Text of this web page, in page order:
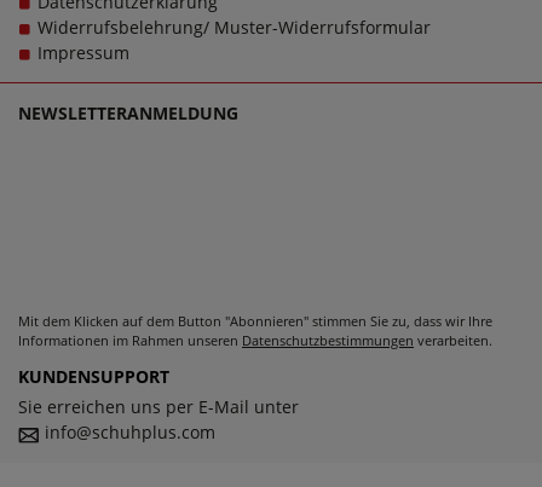
Damenschuhen in großen Größen glücklich zu machen,
denn schließlich sollen große Schuhe von Mustang Shoes
für Damen schlichtweg passen und dabei stets zu einem
Widerrufsbelehrung/ Muster-Widerrufsformular
Impressum
NEWSLETTERANMELDUNG
Mit dem Klicken auf dem Button "Abonnieren" stimmen Sie zu, dass wir Ihre
Informationen im Rahmen unseren Datenschutzbestimmungen verarbeiten.
KUNDENSUPPORT
Sie erreichen uns per E-Mail unter
info@schuhplus.com